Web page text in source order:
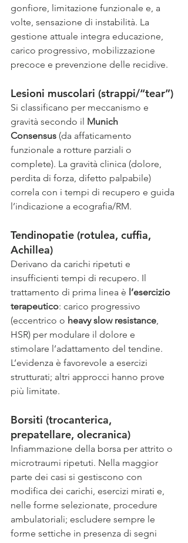
gonfiore, limitazione funzionale e, a
volte, sensazione di instabilità. La
gestione attuale integra educazione,
carico progressivo, mobilizzazione
precoce e prevenzione delle recidive.
Lesioni muscolari (strappi/“tear”)
Si classificano per meccanismo e
gravità secondo il Munich
Consensus (da affaticamento
funzionale a rotture parziali o
complete). La gravità clinica (dolore,
perdita di forza, difetto palpabile)
correla con i tempi di recupero e guida
l’indicazione a ecografia/RM.
Tendinopatie (rotulea, cuffia,
Achillea)
Derivano da carichi ripetuti e
insufficienti tempi di recupero. Il
trattamento di prima linea è l’esercizio
terapeutico: carico progressivo
(eccentrico o heavy slow resistance
HSR) per modulare il dolore e
stimolare l’adattamento del tendine.
L’evidenza è favorevole a esercizi
strutturati; altri approcci hanno prove
più limitate.
Borsiti (trocanterica,
prepatellare, olecranica)
Infiammazione della borsa per attrito o
microtraumi ripetuti. Nella maggior
parte dei casi si gestiscono con
modifica dei carichi, esercizi mirati e,
nelle forme selezionate, procedure
ambulatoriali; escludere sempre le
forme settiche in presenza di segni